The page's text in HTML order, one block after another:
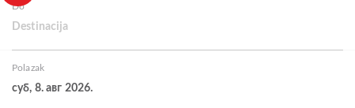
Do
Destinacija
Polazak
суб, 8. авг 2026.